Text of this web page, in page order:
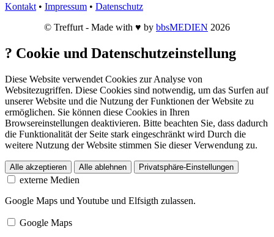
Kontakt • Impressum • Datenschutz
© Treffurt - Made with ♥ by bbsMEDIEN 2026
? Cookie und Datenschutzeinstellung
Diese Website verwendet Cookies zur Analyse von
Websitezugriffen. Diese Cookies sind notwendig, um das Surfen auf
unserer Website und die Nutzung der Funktionen der Website zu
ermöglichen. Sie können diese Cookies in Ihren
Browsereinstellungen deaktivieren. Bitte beachten Sie, dass dadurch
die Funktionalität der Seite stark eingeschränkt wird Durch die
weitere Nutzung der Website stimmen Sie dieser Verwendung zu.
Alle akzeptieren Alle ablehnen Privatsphäre-Einstellungen
externe Medien
Google Maps und Youtube und Elfsigth zulassen.
Google Maps